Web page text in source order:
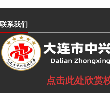
联系我们
点击此处欣赏